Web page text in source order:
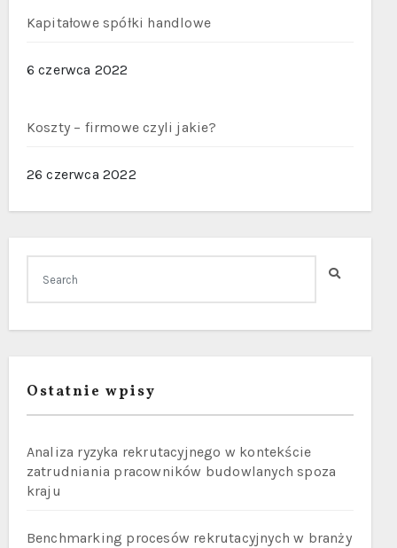
Kapitałowe spółki handlowe
6 czerwca 2022
Koszty – firmowe czyli jakie?
26 czerwca 2022
Ostatnie wpisy
Analiza ryzyka rekrutacyjnego w kontekście
zatrudniania pracowników budowlanych spoza
kraju
Benchmarking procesów rekrutacyjnych w branży